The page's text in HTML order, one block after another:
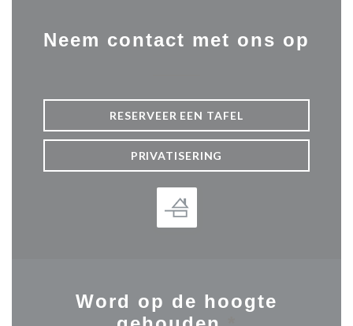
Neem contact met ons op
RESERVEER EEN TAFEL
PRIVATISERING
Word op de hoogte